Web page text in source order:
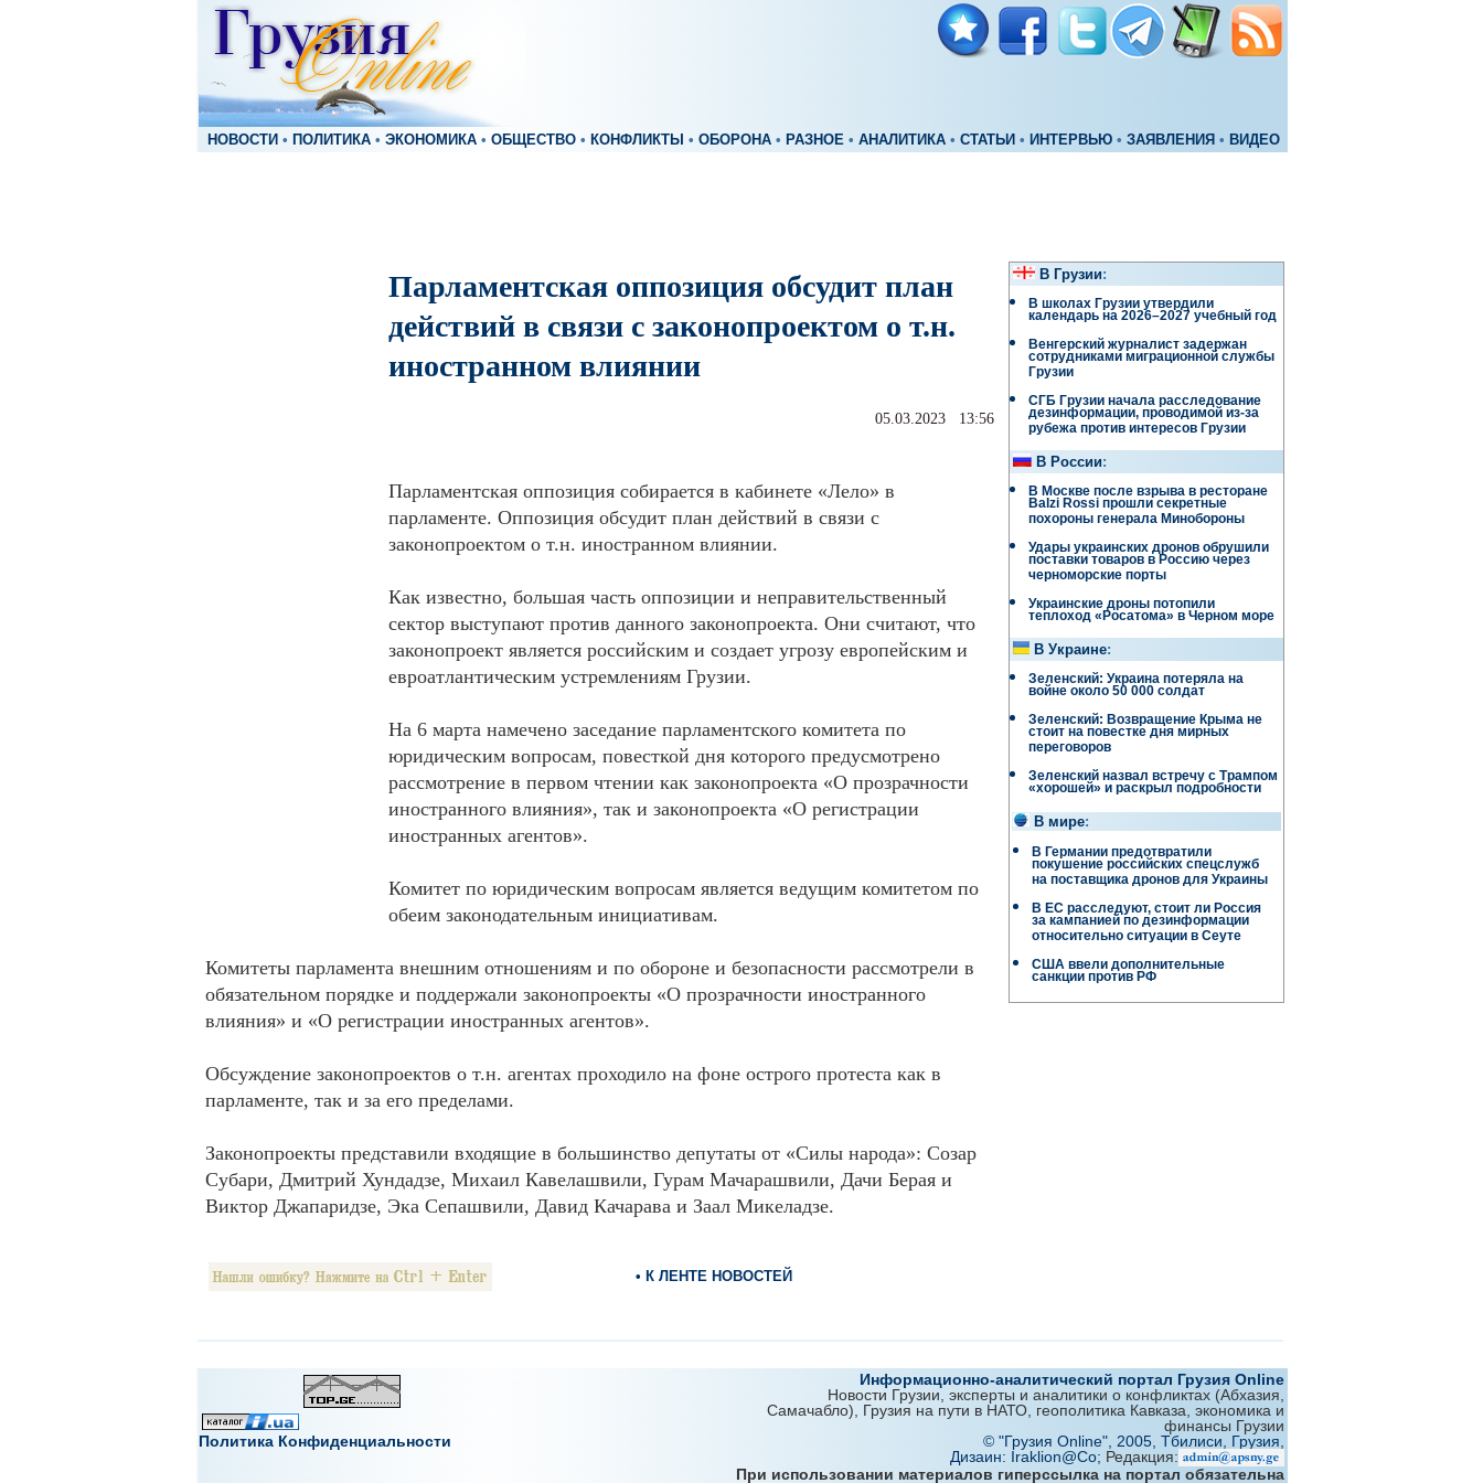
НОВОСТИ • ПОЛИТИКА • ЭКОНОМИКА • ОБЩЕСТВО • КОНФЛИКТЫ • ОБОРОНА • РАЗНОЕ • АНАЛИТИКА • СТАТЬИ • ИНТЕРВЬЮ • ЗАЯВЛЕНИЯ • ВИДЕО
Парламентская оппозиция обсудит план
действий в связи с законопроектом о т.н.
иностранном влиянии
05.03.2023 13:56
Парламентская оппозиция собирается в кабинете «Лело» в
парламенте. Оппозиция обсудит план действий в связи с
законопроектом о т.н. иностранном влиянии.
Как известно, большая часть оппозиции и неправительственный
сектор выступают против данного законопроекта. Они считают, что
законопроект является российским и создает угрозу европейским и
евроатлантическим устремлениям Грузии.
На 6 марта намечено заседание парламентского комитета по
юридическим вопросам, повесткой дня которого предусмотрено
рассмотрение в первом чтении как законопроекта «О прозрачности
иностранного влияния», так и законопроекта «О регистрации
иностранных агентов».
Комитет по юридическим вопросам является ведущим комитетом по
обеим законодательным инициативам.
Комитеты парламента внешним отношениям и по обороне и безопасности рассмотрели в
обязательном порядке и поддержали законопроекты «О прозрачности иностранного
влияния» и «О регистрации иностранных агентов».
Обсуждение законопроектов о т.н. агентах проходило на фоне острого протеста как в
парламенте, так и за его пределами.
Законопроекты представили входящие в большинство депутаты от «Силы народа»: Созар
Субари, Дмитрий Хундадзе, Михаил Кавелашвили, Гурам Мачарашвили, Дачи Берая и
Виктор Джапаридзе, Эка Сепашвили, Давид Качарава и Заал Микеладзе.
• К ЛЕНТЕ НОВОСТЕЙ
В Грузии:
В школах Грузии утвердили
календарь на 2026–2027 учебный год
Венгерский журналист задержан
сотрудниками миграционной службы
Грузии
СГБ Грузии начала расследование
дезинформации, проводимой из-за
рубежа против интересов Грузии
В России:
В Москве после взрыва в ресторане
Balzi Rossi прошли секретные
похороны генерала Минобороны
Удары украинских дронов обрушили
поставки товаров в Россию через
черноморские порты
Украинские дроны потопили
теплоход «Росатома» в Черном море
В Украине:
Зеленский: Украина потеряла на
войне около 50 000 солдат
Зеленский: Возвращение Крыма не
стоит на повестке дня мирных
переговоров
Зеленский назвал встречу с Трампом
«хорошей» и раскрыл подробности
В мире:
В Германии предотвратили
покушение российских спецслужб
на поставщика дронов для Украины
В ЕС расследуют, стоит ли Россия
за кампанией по дезинформации
относительно ситуации в Сеуте
США ввели дополнительные
санкции против РФ
Политика Конфиденциальности
Информационно-аналитический портал Грузия Online
Новости Грузии, эксперты и аналитики о конфликтах (Абхазия,
Самачабло), Грузия на пути в НАТО, геополитика Кавказа, экономика и
финансы Грузии
© "Грузия Online", 2005, Тбилиси, Грузия,
Дизаин: Iraklion@Co; Редакция:
При использовании материалов гиперссылка на портал обязательна